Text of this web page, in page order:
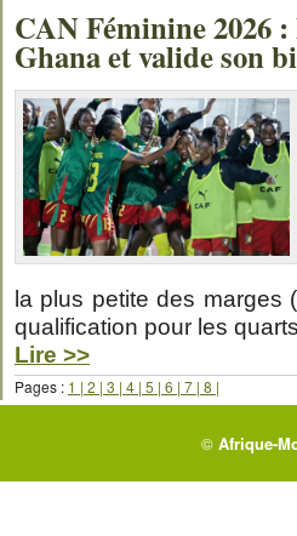
CAN Féminine 2026
Ghana et valide son
la plus petite des marges
qualification pour les
Lire >>
Pages : 1 | 2 | 3 | 4 | 5 | 6 | 7 | 8 |
© Afrique-